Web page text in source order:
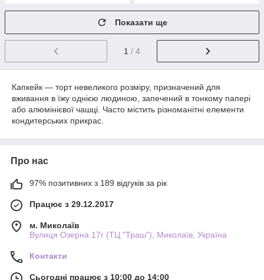
Показати ще
1 / 4
Капкейк — торт невеликого розміру, призначений для
вживання в їжу однією людиною, запечений в тонкому папері
або алюмінієвої чашці. Часто містить різноманітні елементи
кондитерських прикрас.
Про нас
97% позитивних з 189 відгуків за рік
Працює з 29.12.2017
м. Миколаїв
Вулиця Озерна 17г (ТЦ "Траш"), Миколаїв, Україна
Контакти
Сьогодні працює з 10:00 до 14:00